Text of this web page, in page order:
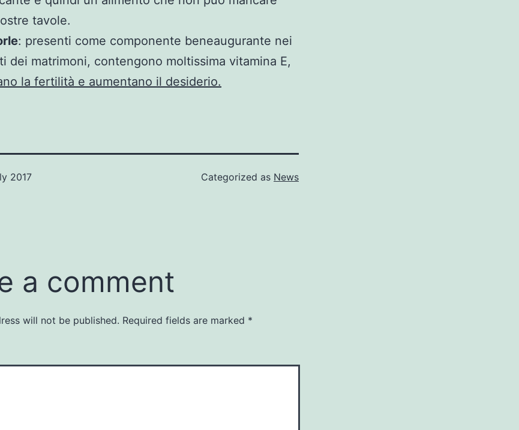
tavole.
: presenti come componente beneaugurante nei
dei matrimoni, contengono moltissima vitamina E,
la fertilità e aumentano il desiderio.
2017
Categorized as News
a comment
will not be published. Required fields are marked *